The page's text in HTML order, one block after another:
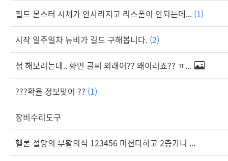
필드 몬스터 시체가 안사라지고 리스폰이 안되는데... (1)
시작 일주일차 뉴비가 길드 구해봅니다. (2)
첨 해보려는데.. 화면 글씨 외래어?? 왜이러죠?? ㅠ...
???확율 정보맞어 ?? (1)
장비수리도구
헬론 절망의 부활의식 123456 미션다하고 2층가니 ...